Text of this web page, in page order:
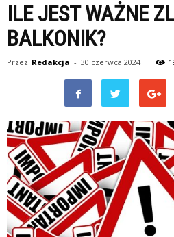
ILE JEST WAŻNE
BALKONIK?
Przez Redakcja - 30 czerwca 2024